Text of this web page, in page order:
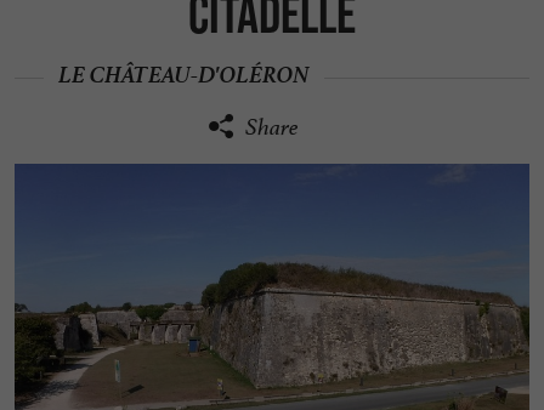
citadelle
LE CHÂTEAU-D'OLÉRON
Share